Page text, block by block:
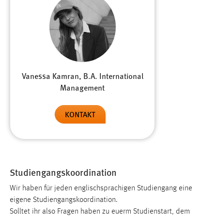
Vanessa Kamran, B.A. International
Management
KONTAKT
Studiengangskoordination
Wir haben für jeden englischsprachigen Studiengang eine
eigene Studiengangskoordination.
Solltet ihr also Fragen haben zu euerm Studienstart, dem
Zweck:
Dieser Cookie ist notwendig um sich an der Website
einloggen zu können.
Cookie Laufzeit:
24 Stunden
Statistik Cookies erfassen Informationen anonym.
Diese Informationen helfen uns zu verstehen, wie
unsere Besucher unsere Website nutzen.
Name:
_pk_ref, _pk_cvar, _pk_id, _pk_ses
Zweck: